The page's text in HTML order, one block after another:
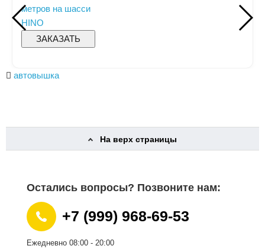
ЗАКАЗАТЬ
автовышка
На верх страницы
Остались вопросы? Позвоните нам:
+7 (999) 968-69-53
Ежедневно 08:00 - 20:00